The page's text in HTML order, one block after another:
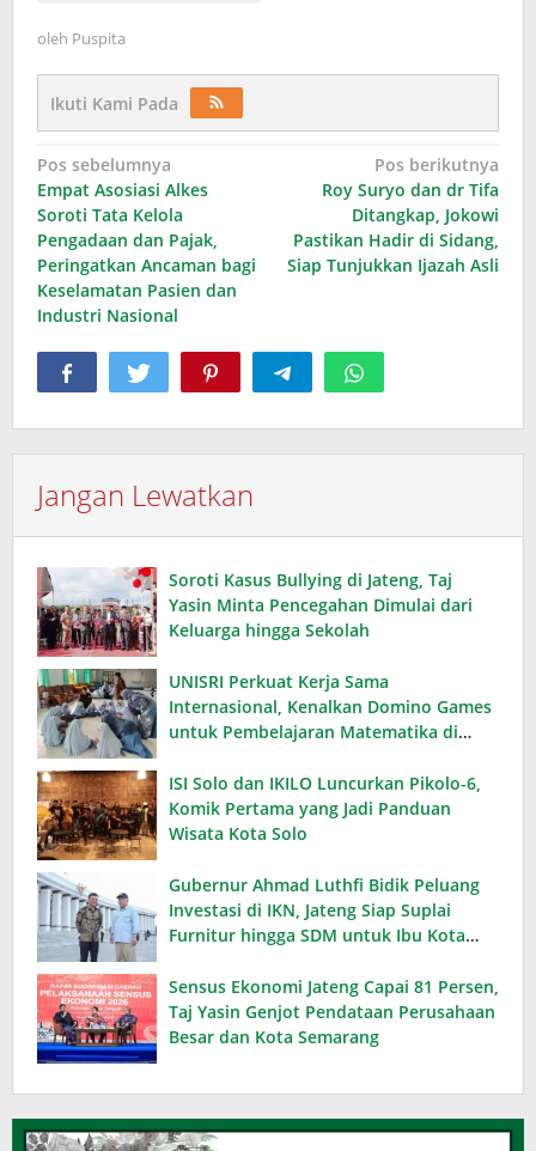
oleh Puspita
Ikuti Kami Pada
Navigasi
pos
Pos sebelumnya
Empat Asosiasi Alkes
Soroti Tata Kelola
Pengadaan dan Pajak,
Peringatkan Ancaman bagi
Keselamatan Pasien dan
Industri Nasional
Pos berikutnya
Roy Suryo dan dr Tifa
Ditangkap, Jokowi
Pastikan Hadir di Sidang,
Siap Tunjukkan Ijazah Asli
Jangan Lewatkan
Soroti Kasus Bullying di Jateng, Taj
Yasin Minta Pencegahan Dimulai dari
Keluarga hingga Sekolah
UNISRI Perkuat Kerja Sama
Internasional, Kenalkan Domino Games
untuk Pembelajaran Matematika di
ISI Solo dan IKILO Luncurkan Pikolo-6,
Komik Pertama yang Jadi Panduan
Wisata Kota Solo
Gubernur Ahmad Luthfi Bidik Peluang
Investasi di IKN, Jateng Siap Suplai
Furnitur hingga SDM untuk Ibu Kota
Sensus Ekonomi Jateng Capai 81 Persen,
Taj Yasin Genjot Pendataan Perusahaan
Besar dan Kota Semarang